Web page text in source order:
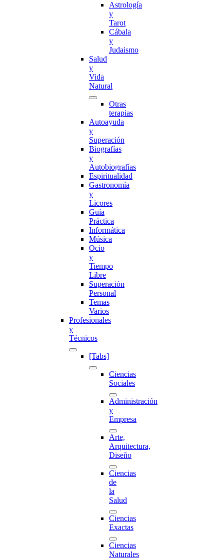
Astrología
y
Tarot
Cábala
y
Judaismo
Salud
y
Vida
Natural
Otras
terapias
Autoayuda
y
Superación
Biografías
y
Autobiografías
Espiritualidad
Gastronomía
y
Licores
Guía
Práctica
Informática
Música
Ocio
y
Tiempo
Libre
Superación
Personal
Temas
Varios
Profesionales
y
Técnicos
[Tabs]
Ciencias
Sociales
Administración
y
Empresa
Arte,
Arquitectura,
Diseño
Ciencias
de
la
Salud
Ciencias
Exactas
Ciencias
Naturales